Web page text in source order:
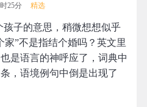
25分 精选
孩子的意思，稍微想想似乎
家”不是指结个婚吗？英文里
是语言的神呼应了，词典中
，语境例句中倒是出现了